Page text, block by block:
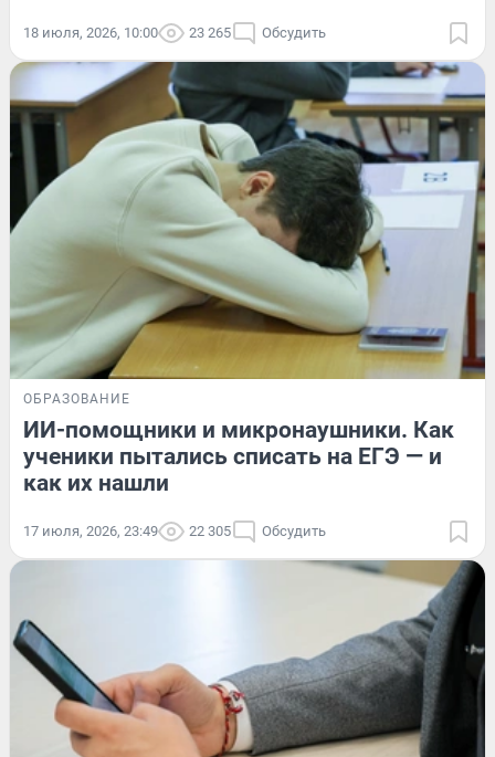
18 июля, 2026, 10:00 23 265 Обсудить
ОБРАЗОВАНИЕ
ИИ-помощники и микронаушники. Как
ученики пытались списать на ЕГЭ — и
как их нашли
17 июля, 2026, 23:49 22 305 Обсудить